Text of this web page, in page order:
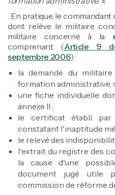
. En pratique, le
dont relève le militaire
militaire concerné à la
comprenant (Article 9
septembre 2006) :
la demande du
formation administrative,
une fiche individuelle
annexe II ;
le certificat établi par
constatant l'inaptitude
le relevé des
l'extrait du registre des
la cause d'une
document jugé utile
commission de réforme